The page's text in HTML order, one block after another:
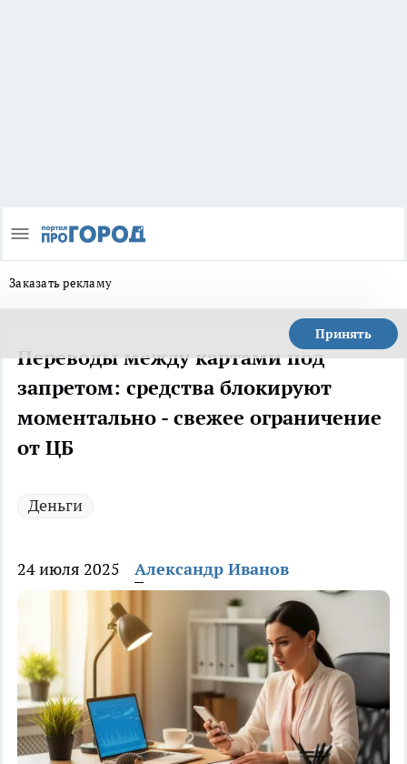
Заказать рекламу
Принять
Переводы между картами под
запретом: средства блокируют
моментально - свежее ограничение
от ЦБ
Деньги
24 июля 2025 Александр Иванов